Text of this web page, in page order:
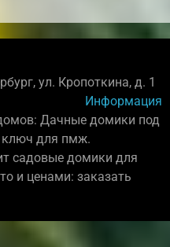
ул. Кропоткина, д. 1
Информация
Дачные домики под
ключ для пмж.
садовые домики для
и ценами: заказать